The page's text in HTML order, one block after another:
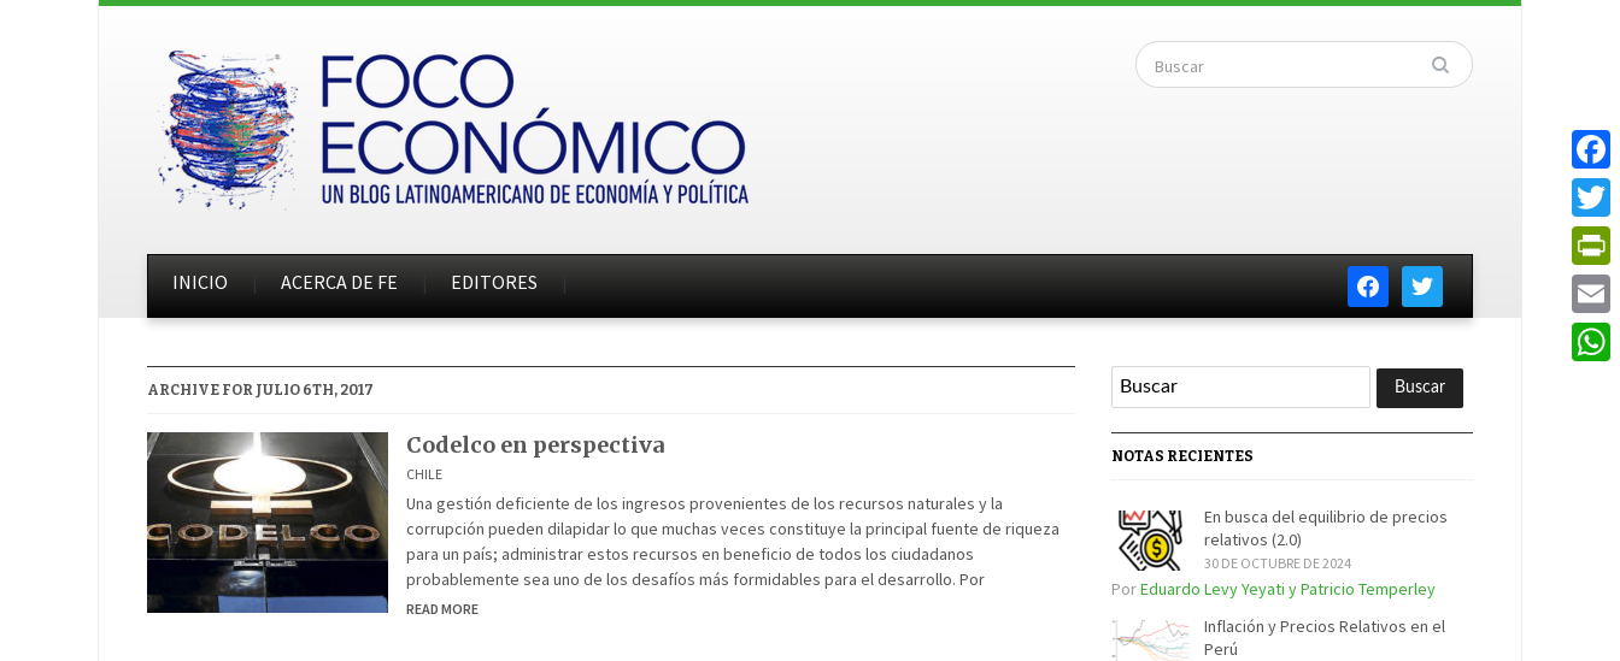
facebooktwitter
INICIO ACERCA DE FE EDITORES
ARCHIVE FOR JULIO 6TH, 2017
Codelco en perspectiva
CHILE
Una gestión deficiente de los ingresos provenientes de los recursos naturales y la
corrupción pueden dilapidar lo que muchas veces constituye la principal fuente de riqueza
para un país; administrar estos recursos en beneficio de todos los ciudadanos
probablemente sea uno de los desafíos más formidables para el desarrollo. Por
READ MORE
NOTAS RECIENTES
En busca del equilibrio de precios
relativos (2.0)
30 DE OCTUBRE DE 2024
PorEduardo Levy Yeyati y Patricio Temperley
Inflación y Precios Relativos en el
Perú
Email